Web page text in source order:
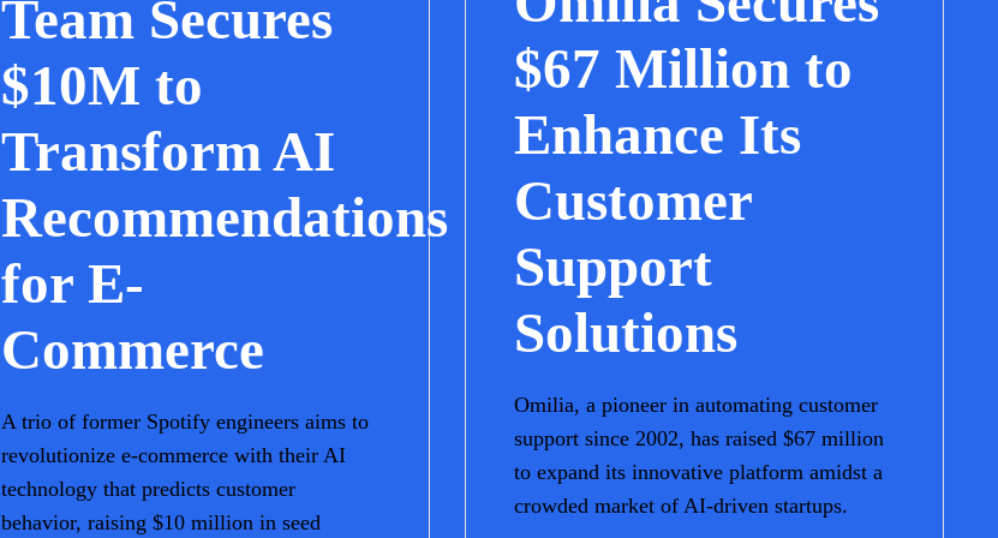
Team Secures
$10M to
Transform AI
Recommendations
for E-
Commerce
A trio of former Spotify engineers aims to
revolutionize e-commerce with their AI
technology that predicts customer
behavior, raising $10 million in seed
$67 Million to
Enhance Its
Customer
Support
Solutions
Omilia, a pioneer in automating customer
support since 2002, has raised $67 million
to expand its innovative platform amidst a
crowded market of AI-driven startups.